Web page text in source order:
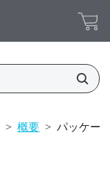
> 概要 > パッケー